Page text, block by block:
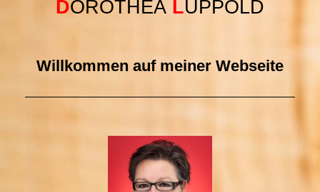
DOROTHEA LUPPOLD
Willkommen auf meiner Webseite